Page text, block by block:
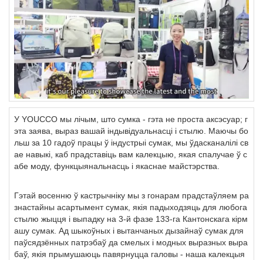
У YOUCCO мы лічым, што сумка - гэта не проста аксэсуар; г
эта заява, выраз вашай індывідуальнасці і стылю. Маючы бо
льш за 10 гадоў працы ў індустрыі сумак, мы ўдасканалілі св
ае навыкі, каб прадставіць вам калекцыю, якая спалучае ў с
абе моду, функцыянальнасць і якаснае майстэрства.
Гэтай восенню ў кастрычніку мы з гонарам прадстаўляем ра
знастайны асартымент сумак, якія падыходзяць для любога
стылю жыцця і выпадку на 3-й фазе 133-га Кантонскага кірм
ашу сумак. Ад шыкоўных і вытанчаных дызайнаў сумак для
паўсядзённых патрэбаў да смелых і модных выразных выра
баў, якія прымушаюць павярнуцца галовы - наша калекцыя